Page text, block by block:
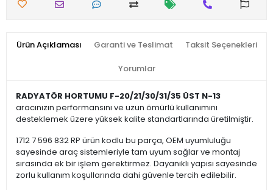
Ürün Açıklaması Garanti ve Teslimat Taksit Seçenekleri
Yorumlar
RADYATÖR HORTUMU F-20/21/30/31/35 ÜST N-13
aracınızın performansını ve uzun ömürlü kullanımını
desteklemek üzere yüksek kalite standartlarında üretilmiştir.
1712 7 596 832 RP ürün kodlu bu parça, OEM uyumluluğu
sayesinde araç sistemleriyle tam uyum sağlar ve montaj
sırasında ek bir işlem gerektirmez. Dayanıklı yapısı sayesinde
zorlu kullanım koşullarında dahi güvenle tercih edilebilir.